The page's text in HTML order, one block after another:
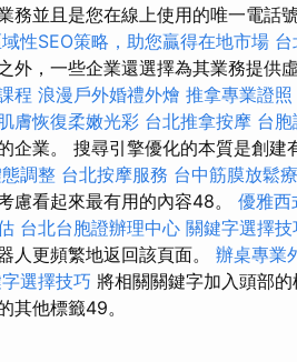
務並且是您在線上使用的唯一電話
性SEO策略，助您贏得在地市場
外，一些企業還選擇為其業務提供
程 浪漫戶外婚禮外燴 推拿專業證照
膚恢復柔嫩光彩 台北推拿按摩 台
企業。 搜尋引擎優化的本質是創建
調整 台北按摩服務 台中筋膜放鬆
慮看起來最有用的內容48。 優雅西
台北台胞證辦理中心 關鍵字選擇技
人更頻繁地返回該頁面。 辦桌專業
選擇技巧 將相關關鍵字加入頭部
其他標籤49。